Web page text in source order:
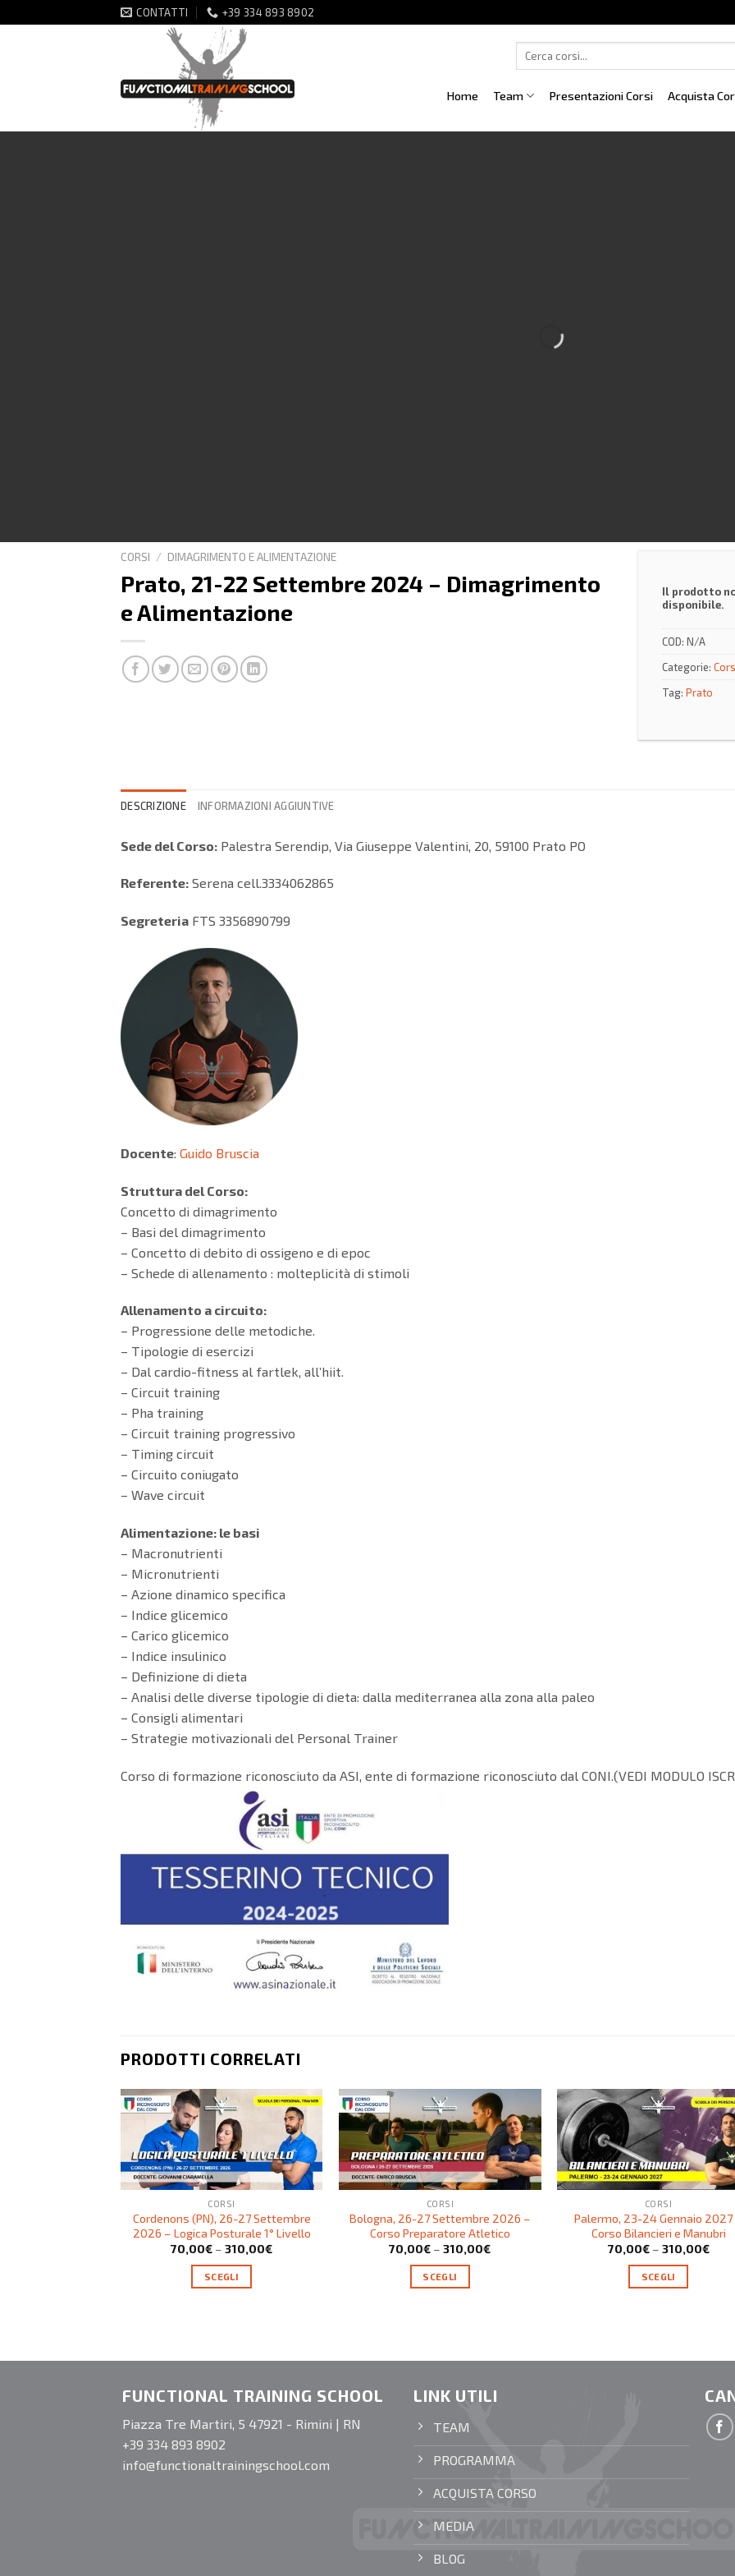
ai
CONTATTI +39 334 893 8902
Home Team Presentazioni Corsi Acquista
CORSI / DIMAGRIMENTO E ALIMENTAZIONE
Prato, 21-22 Settembre 2024 – Dimagrimento
e Alimentazione
Il prodotto
disponibile.
COD: N/A
Categorie:
Tag: Prato
DESCRIZIONE INFORMAZIONI AGGIUNTIVE
Sede del Corso: Palestra Serendip, Via Giuseppe Valentini, 20, 59100 Prato PO
Referente: Serena cell.3334062865
Segreteria FTS 3356890799
Docente: Guido Bruscia
Struttura del Corso:
Concetto di dimagrimento
– Basi del dimagrimento
– Concetto di debito di ossigeno e di epoc
– Schede di allenamento : molteplicità di stimoli
Allenamento a circuito:
– Progressione delle metodiche.
– Tipologie di esercizi
– Dal cardio-fitness al fartlek, all’hiit.
– Circuit training
– Pha training
– Circuit training progressivo
– Timing circuit
– Circuito coniugato
– Wave circuit
Alimentazione: le basi
– Macronutrienti
– Micronutrienti
– Azione dinamico specifica
– Indice glicemico
– Carico glicemico
– Indice insulinico
– Definizione di dieta
– Analisi delle diverse tipologie di dieta: dalla mediterranea alla zona alla paleo
– Consigli alimentari
– Strategie motivazionali del Personal Trainer
Corso di formazione riconosciuto da ASI, ente di formazione riconosciuto dal CONI.(VEDI MODULO
PRODOTTI CORRELATI
CORSI
Cordenons (PN), 26-27 Settembre
2026 – Logica Posturale 1° Livello
70,00€ –310,00€
SCEGLI
CORSI
Bologna, 26-27 Settembre 2026 –
Corso Preparatore Atletico
70,00€ –310,00€
SCEGLI
CORSI
Palermo, 23-24 Gennaio 2027
Corso Bilancieri e Manubri
70,00€– 310,00€
SCEGLI
FUNCTIONAL TRAINING SCHOOL
Piazza Tre Martiri, 5 47921 - Rimini | RN
+39 334 893 8902
info@functionaltrainingschool.com
LINK UTILI
TEAM
PROGRAMMA
ACQUISTA CORSO
MEDIA
BLOG